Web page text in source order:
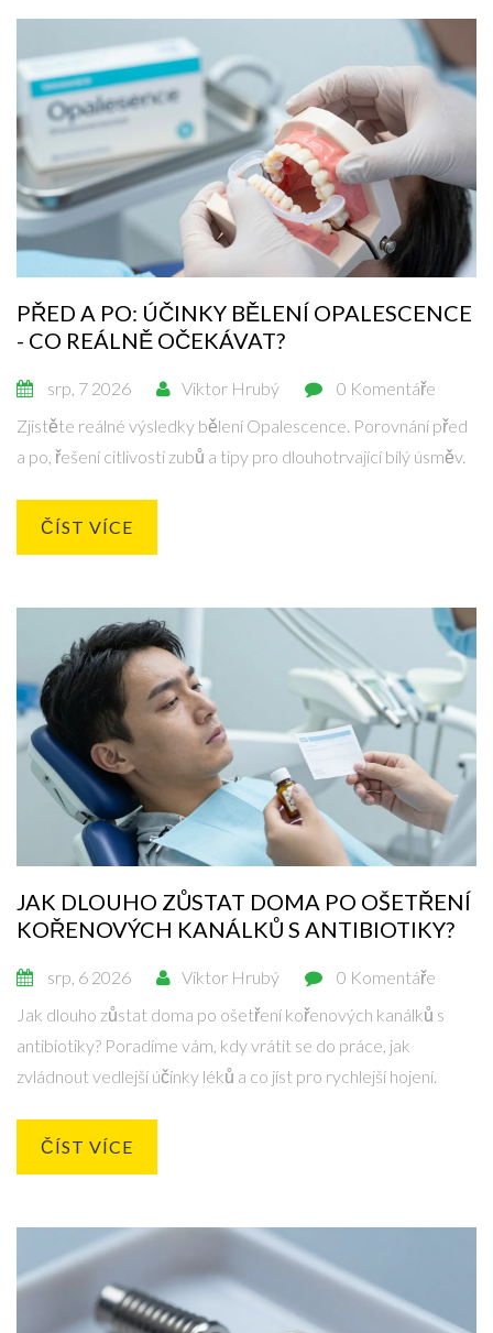
PŘED A PO: ÚČINKY BĚLENÍ OPALESCENCE
- CO REÁLNĚ OČEKÁVAT?
srp, 7 2026 Viktor Hrubý
0 Komentáře
Zjistěte reálné výsledky bělení Opalescence. Porovnání před
a po, řešení citlivosti zubů a tipy pro dlouhotrvající bílý úsměv.
ČÍST VÍCE
JAK DLOUHO ZŮSTAT DOMA PO OŠETŘENÍ
KOŘENOVÝCH KANÁLKŮ S ANTIBIOTIKY?
srp, 6 2026 Viktor Hrubý
0 Komentáře
Jak dlouho zůstat doma po ošetření kořenových kanálků s
antibiotiky? Poradíme vám, kdy vrátit se do práce, jak
zvládnout vedlejší účinky léků a co jíst pro rychlejší hojení.
ČÍST VÍCE